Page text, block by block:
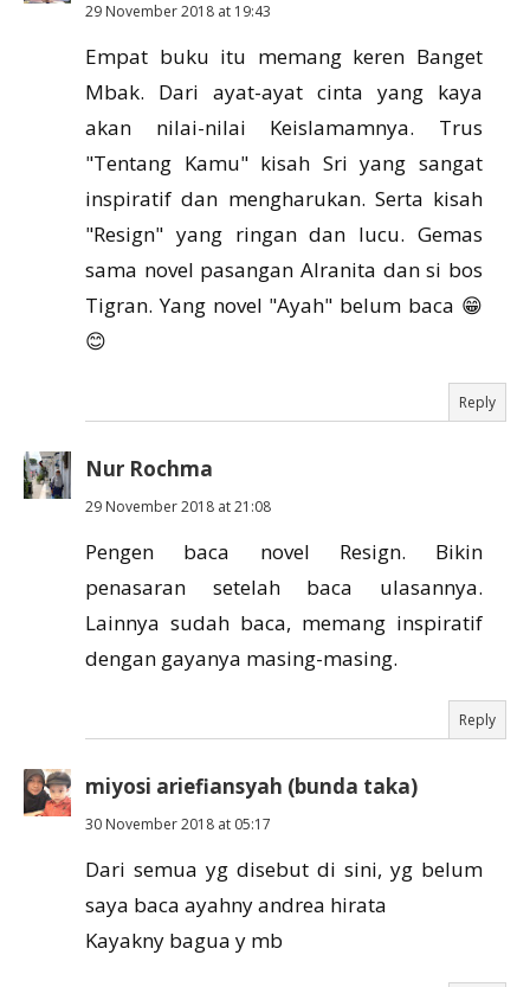
29 November 2018 at 19:43
Empat buku itu memang keren Banget
Mbak. Dari ayat-ayat cinta yang kaya
akan nilai-nilai Keislamamnya. Trus
"Tentang Kamu" kisah Sri yang sangat
inspiratif dan mengharukan. Serta kisah
"Resign" yang ringan dan lucu. Gemas
sama novel pasangan Alranita dan si bos
Tigran. Yang novel "Ayah" belum baca 😁
😊
Reply
Nur Rochma
29 November 2018 at 21:08
Pengen baca novel Resign. Bikin
penasaran setelah baca ulasannya.
Lainnya sudah baca, memang inspiratif
dengan gayanya masing-masing.
Reply
miyosi ariefiansyah (bunda taka)
30 November 2018 at 05:17
Dari semua yg disebut di sini, yg belum
saya baca ayahny andrea hirata
Kayakny bagua y mb